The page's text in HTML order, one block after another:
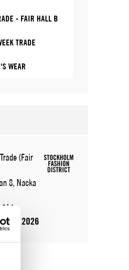
- FAIR HALL B
TRADE
WEAR
(Fair
8, Nacka
314
aug 2026